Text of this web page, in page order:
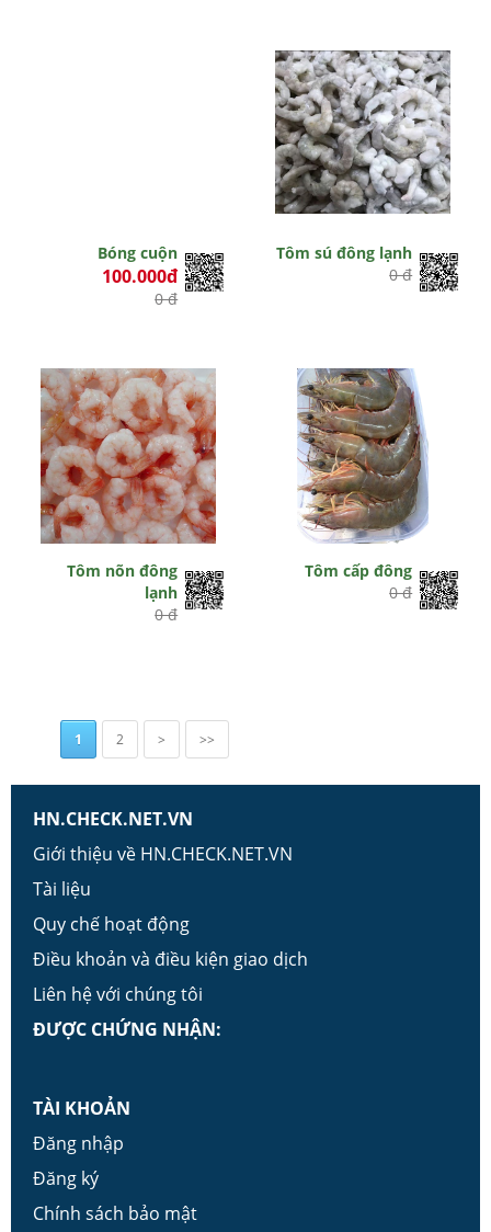
Bóng cuộn
100.000đ
0 đ
Tôm sú đông lạnh
0 đ
Tôm nõn đông
lạnh
0 đ
Tôm cấp đông
0 đ
1 2 > >>
HN.CHECK.NET.VN
Giới thiệu về HN.CHECK.NET.VN
Tài liệu
Quy chế hoạt động
Điều khoản và điều kiện giao dịch
Liên hệ với chúng tôi
ĐƯỢC CHỨNG NHẬN:
TÀI KHOẢN
Đăng nhập
Đăng ký
Chính sách bảo mật